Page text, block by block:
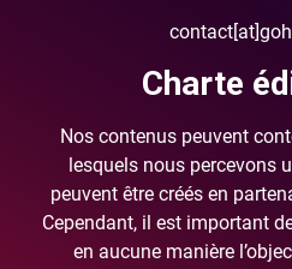
Charte
Nos contenus peuvent
lesquels nous percevons
peuvent être créés en
Cependant, il est important
en aucune manière